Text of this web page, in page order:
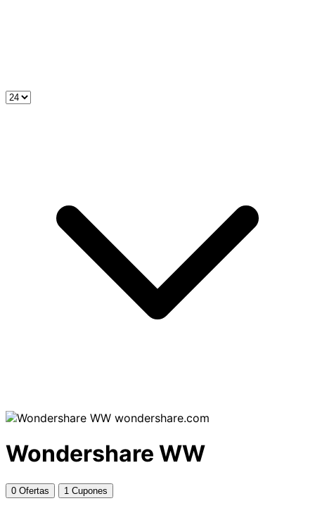
wondershare.com
Wondershare WW
0 Ofertas 1 Cupones